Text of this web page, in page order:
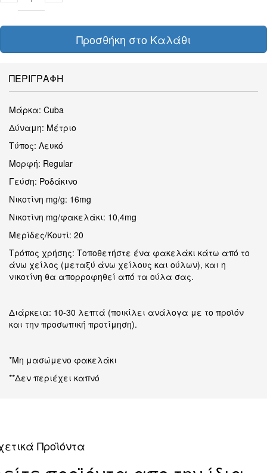
Προσθήκη στο Καλάθι
ΠΕΡΙΓΡΑΦΗ
Μάρκα: Cuba
Δύναμη: Μέτριο
Τύπος: Λευκό
Μορφή: Regular
Γεύση: Ροδάκινο
Νικοτίνη mg/g: 16mg
Νικοτίνη mg/φακελάκι: 10,4mg
Μερίδες/Κουτί: 20
Τρόπος χρήσης: Τοποθετήστε ένα φακελάκι κάτω από το
άνω χείλος (μεταξύ άνω χείλους και ούλων), και η
νικοτίνη θα απορροφηθεί από τα ούλα σας.
Διάρκεια: 10-30 λεπτά (ποικίλει ανάλογα με το προϊόν
και την προσωπική προτίμηση).
*Μη μασώμενο φακελάκι
**Δεν περιέχει καπνό
Προϊόντα